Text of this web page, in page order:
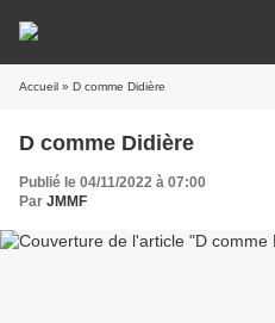
Accueil » D comme Didière
D comme Didière
Publié le 04/11/2022 à 07:00
Par JMMF